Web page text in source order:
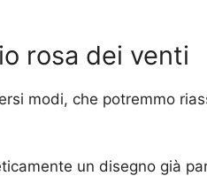
rosa dei venti
modi, che potremmo
un disegno già